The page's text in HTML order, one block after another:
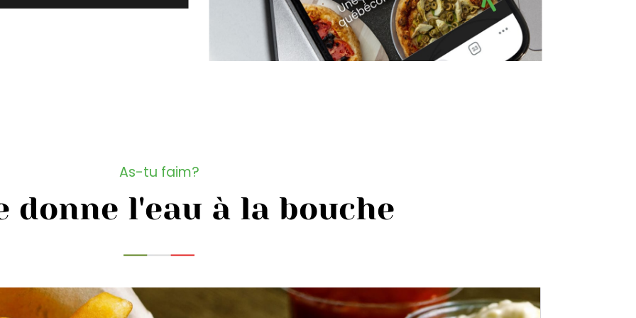
As-tu faim?
donne l'eau à la bouche